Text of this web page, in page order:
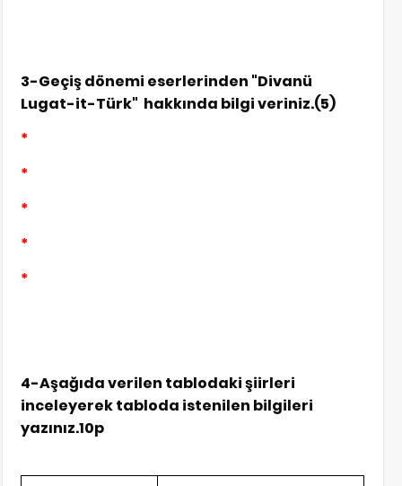
3-Geçiş dönemi eserlerinden "Divanü
Lugat-it-Türk" hakkında bilgi veriniz.(5)
*
*
*
*
*
4-Aşağıda verilen tablodaki şiirleri
inceleyerek tabloda istenilen bilgileri
yazınız.10p